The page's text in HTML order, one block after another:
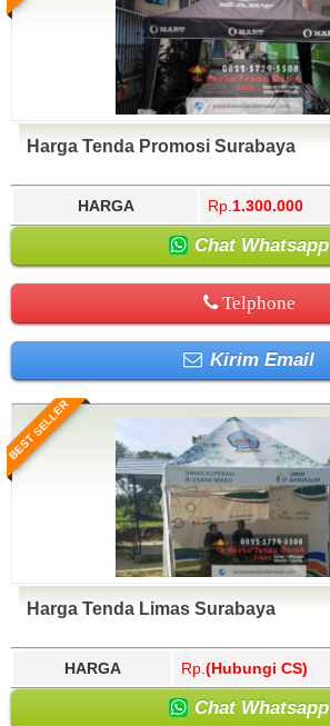
Harga Tenda Promosi Surabaya
HARGA Rp. 1.300.000
Chat Whatsapp
Telphone
Kirim Email
BEST SELLER
Harga Tenda Limas Surabaya
HARGA Rp. (Hubungi CS)
Chat Whatsapp